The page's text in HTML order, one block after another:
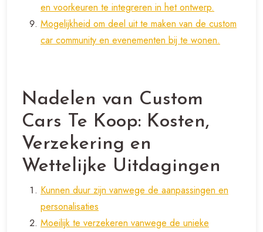
en voorkeuren te integreren in het ontwerp.
Mogelijkheid om deel uit te maken van de custom
car community en evenementen bij te wonen.
Nadelen van Custom
Cars Te Koop: Kosten,
Verzekering en
Wettelijke Uitdagingen
Kunnen duur zijn vanwege de aanpassingen en
personalisaties
Moeilijk te verzekeren vanwege de unieke